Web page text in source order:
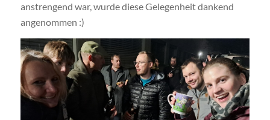
anstrengend war, wurde diese Gelegenheit dankend
angenommen :)